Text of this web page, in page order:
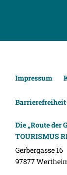
Impressum
Barrierefreiheit
Die „Route der
TOURISMUS
Gerbergasse 16
97877